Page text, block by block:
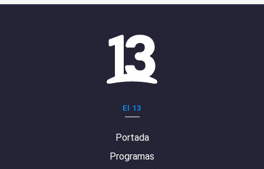
El 13
Portada
Programas